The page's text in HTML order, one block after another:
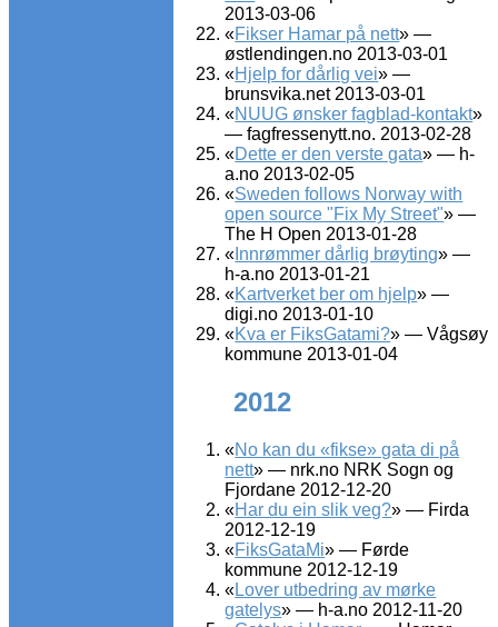
2013-03-06
«Fikser Hamar på nett» —
østlendingen.no 2013-03-01
«Hjelp for dårlig vei» —
brunsvika.net 2013-03-01
«NUUG ønsker fagblad-kontakt»
— fagfressenytt.no. 2013-02-28
«Dette er den verste gata» — h-
a.no 2013-02-05
«Sweden follows Norway with
open source "Fix My Street"» —
The H Open 2013-01-28
« Innrømmer dårlig brøyting» —
h-a.no 2013-01-21
«Kartverket ber om hjelp» —
digi.no 2013-01-10
«Kva er FiksGatami?» — Vågsøy
kommune 2013-01-04
2012
«No kan du «fikse» gata di på
nett» — nrk.no NRK Sogn og
Fjordane 2012-12-20
«Har du ein slik veg?» — Firda
2012-12-19
«FiksGataMi» — Førde
kommune 2012-12-19
«Lover utbedring av mørke
gatelys» — h-a.no 2012-11-20